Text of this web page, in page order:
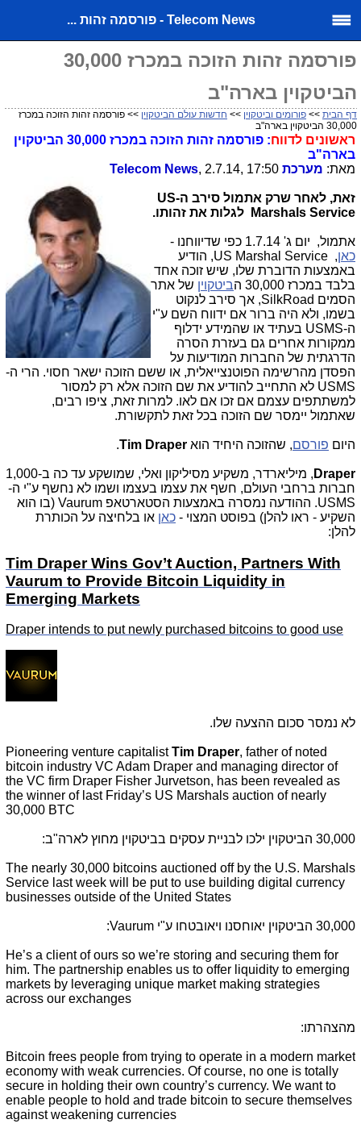
Telecom News - פורסמה זהות ...
פורסמה זהות הזוכה במכרז 30,000
הביטקוין בארה"ב
דף הבית >> פורומים וביטקוין >> חדשות עולם הביטקוין >> פורסמה זהות הזוכה במכרז
30,000 הביטקוין בארה"ב
ראשונים לדווח
: פורסמה זהות הזוכה במכרז 30,000 הביטקוין
בארה"ב
מאת: מערכת Telecom News, 2.7.14, 17:50
זאת, לאחר שרק אתמול סירב ה-US
Marshals Service לגלות את זהותו.
אתמול, יום ג' 1.7.14 כפי שדיווחנו -
כאן,
US Marshal Service, הודיע
באמצעות הדוברת שלו, שיש זוכה אחד
בלבד במכרז 30,000 ה
ביטקוין של אתר
הסמים SilkRoad, אך סירב לנקוט
בשמו, ולא היה ברור אם ידווח השם ע"י
ה-USMS בעתיד או שהמידע ידלוף
ממקורות אחרים גם בעזרת הסרה
הדרגתית של החברות המודיעות על
הפסדן מהרשימה הפוטנצייאלית, או ששם הזוכה ישאר חסוי. הרי ה-
USMS לא התחייב להודיע את שם הזוכה אלא רק למסור
למשתתפים עצמם אם זכו אם לאו. למרות זאת, ציפו רבים,
שאתמול יימסר שם הזוכה בכל זאת לתקשורת.
היום פורסם, שהזוכה היחיד הוא Tim Draper
.
Draper
, מיליארדר, משקיע מסיליקון ואלי, שמושקע עד כה ב-1,000
חברות ברחבי העולם, חשף את עצמו בעצמו ושמו לא נחשף ע"י ה-
USMS. ההודעה נמסרה באמצעות הסטארטאפ Vaurum (בו הוא
השקיע - ראו להלן) בפוסט המצוי - כאן או בלחיצה על הכותרת
להלן:
Tim Draper Wins Gov’t Auction, Partners With
Vaurum to Provide Bitcoin Liquidity in
Emerging Markets
Draper intends to put newly purchased bitcoins to good use
לא נמסר סכום ההצעה שלו.
Pioneering venture capitalistTim Draper, father of noted
bitcoin industry VC Adam Draper and managing director of
the VC firm Draper Fisher Jurvetson, has been revealed as
the winner of last Friday’s US Marshals auction of nearly
30,000 BTC
30,000 הביטקוין ילכו לבניית עסקים בביטקוין מחוץ לארה"ב:
The nearly 30,000 bitcoins auctioned off by the U.S. Marshals
Service last week will be put to use building digital currency
businesses outside of the United States
30,000 הביטקוין יאוחסנו ויאובטחו ע"י Vaurum:
He’s a client of ours so we’re storing and securing them for
him. The partnership enables us to offer liquidity to emerging
markets by leveraging unique market making strategies
across our exchanges
מהצהרתו:
Bitcoin frees people from trying to operate in a modern market
economy with weak currencies. Of course, no one is totally
secure in holding their own country’s currency. We want to
enable people to hold and trade bitcoin to secure themselves
against weakening currencies